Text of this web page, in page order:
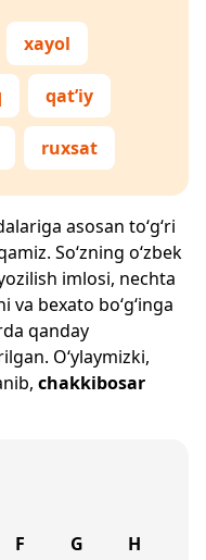
xayol
qat’iy
ruxsat
asosan to‘g‘ri
So‘zning o‘zbek
imlosi, nechta
bexato bo‘g‘inga
qanday
O‘ylaymizki,
chakkibosar
F G H